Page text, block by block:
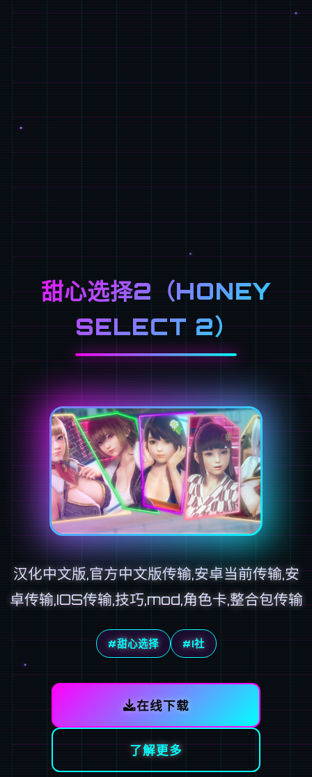
甜心选择2（HONEY
SELECT 2）
汉化中文版,官方中文版传输,安卓当前传输,安
卓传输,IOS传输,技巧,mod,角色卡,整合包传输
#甜心选择 #I社
在线下载
了解更多